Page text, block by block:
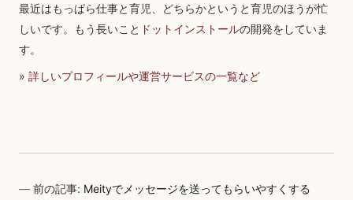
最近はもっぱら仕事と育児、どちらかというと育児のほうが忙
しいです。もう長いこと ドットインストールの開発をしていま
す。
» 詳しいプロフィールや運営サービスの一覧など
前の記事: Meityでメッセージを送ってもらいやすくする